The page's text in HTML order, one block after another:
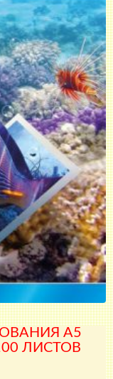
А5
ЛИСТОВ